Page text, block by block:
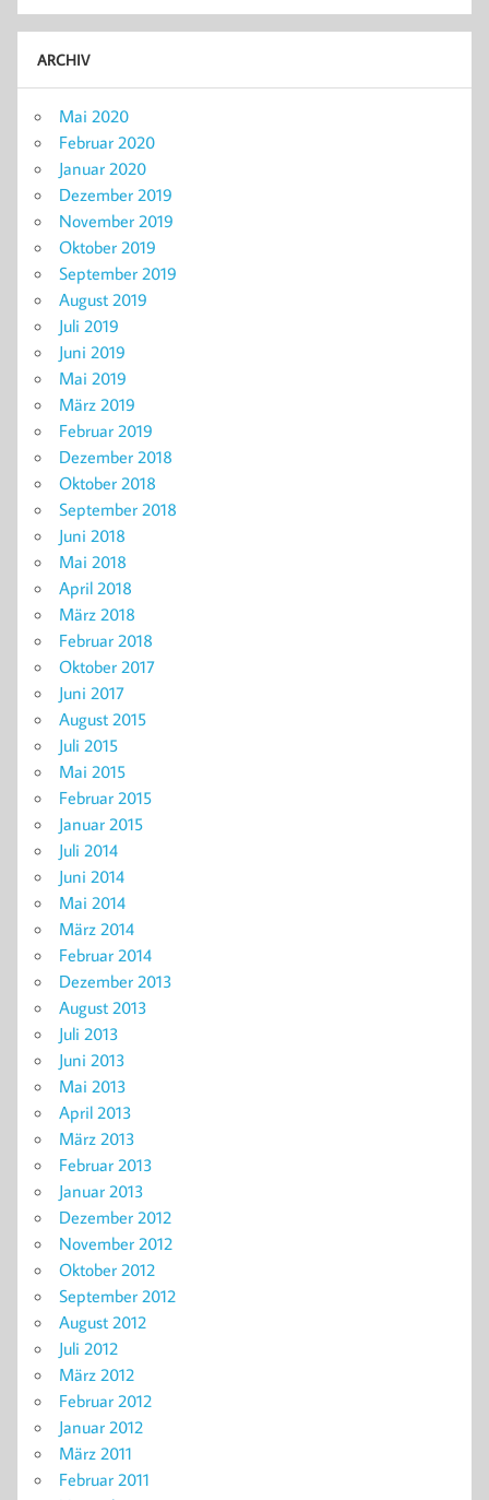
ARCHIV
Mai 2020
Februar 2020
Januar 2020
Dezember 2019
November 2019
Oktober 2019
September 2019
August 2019
Juli 2019
Juni 2019
Mai 2019
März 2019
Februar 2019
Dezember 2018
Oktober 2018
September 2018
Juni 2018
Mai 2018
April 2018
März 2018
Februar 2018
Oktober 2017
Juni 2017
August 2015
Juli 2015
Mai 2015
Februar 2015
Januar 2015
Juli 2014
Juni 2014
Mai 2014
März 2014
Februar 2014
Dezember 2013
August 2013
Juli 2013
Juni 2013
Mai 2013
April 2013
März 2013
Februar 2013
Januar 2013
Dezember 2012
November 2012
Oktober 2012
September 2012
August 2012
Juli 2012
März 2012
Februar 2012
Januar 2012
März 2011
Februar 2011